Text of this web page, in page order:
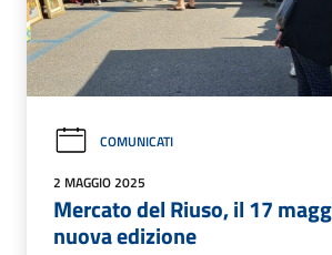
COMUNICATI
2 MAGGIO 2025
Mercato del Riuso, il 17
nuova edizione